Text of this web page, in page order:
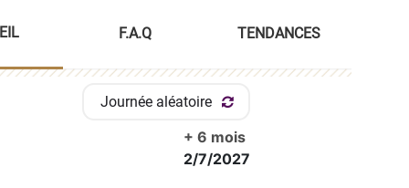
F.A.Q TENDANCES
Journée aléatoire
+ 6 mois
2/7/2027